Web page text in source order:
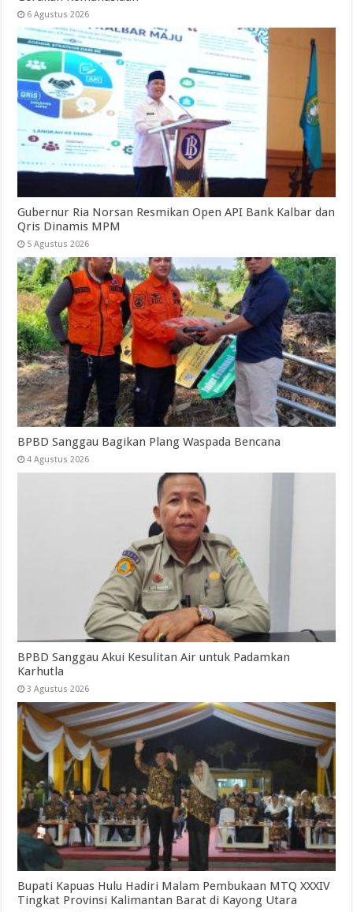
6 Agustus 2026
Gubernur Ria Norsan Resmikan Open API Bank Kalbar dan
Qris Dinamis MPM
5 Agustus 2026
BPBD Sanggau Bagikan Plang Waspada Bencana
4 Agustus 2026
BPBD Sanggau Akui Kesulitan Air untuk Padamkan
Karhutla
3 Agustus 2026
Bupati Kapuas Hulu Hadiri Malam Pembukaan MTQ XXXIV
Tingkat Provinsi Kalimantan Barat di Kayong Utara